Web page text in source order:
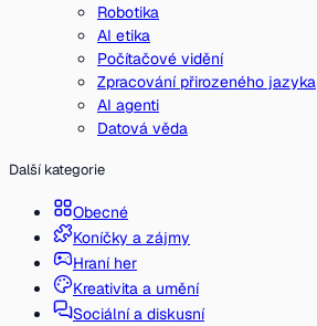
Robotika
AI etika
Počítačové vidění
Zpracování přirozeného jazyka
AI agenti
Datová věda
Další kategorie
Obecné
Koníčky a zájmy
Hraní her
Kreativita a umění
Sociální a diskusní